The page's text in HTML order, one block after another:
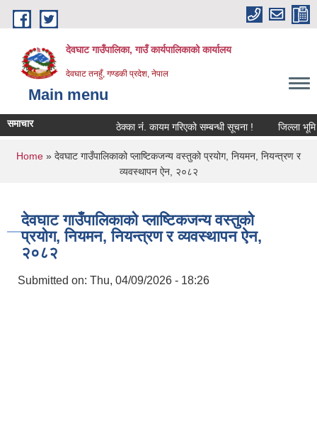
Skip to main content
देवघाट गाउँपालिका, गाउँ कार्यपालिकाको कार्यालय
देवघाट तनहुँ, गण्डकी प्रदेश, नेपाल
Main menu
समाचार ठेक्का नंं. कायम गरिएको सम्बन्धी सूचना ! जिल्ला भूमि
You are here
Home » देवघाट गाउँपालिकाको प्लाष्टिकजन्य वस्तुको प्रयोग, नियमन, नियन्त्रण र
व्यवस्थापन ऐन, २०८२
देवघाट गाउँपालिकाको प्लाष्टिकजन्य वस्तुको
प्रयोग, नियमन, नियन्त्रण र व्यवस्थापन ऐन,
२०८२
Submitted on: Thu, 04/09/2026 - 18:26